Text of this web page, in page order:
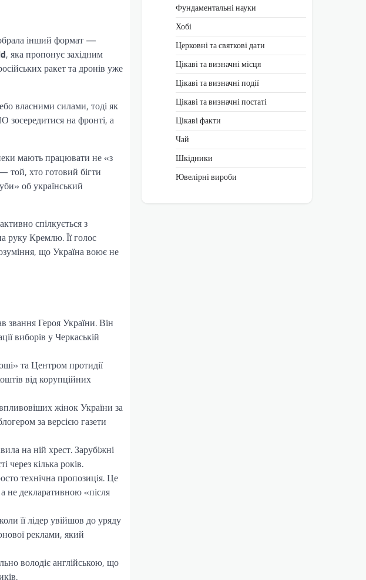
обрала інший формат —
, яка пропонує західним
ракет та дронів уже
власними силами, тоді як
зосередитися на фронті, а
мають працювати не «з
хто готовий бігти
об український
спілкується з
руку Кремлю. Її голос
що Україна воює не
звання Героя України. Він
виборів у Черкаській
та Центром протидії
від корупційних
жінок України за
за версією газети
на ній хрест. Зарубіжні
через кілька років.
технічна пропозиція. Це
не декларативною «після
її лідер увійшов до уряду
реклами, який
володіє англійською, що
Фундаментальні науки
Хобі
Церковні та святкові дати
Цікаві та визначні місця
Цікаві та визначні події
Цікаві та визначні постаті
Цікаві факти
Чай
Шкідники
Ювелірні вироби